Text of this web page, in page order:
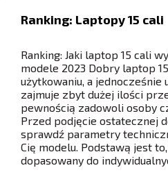
Ranking: Laptopy 15 cali
Ranking: Jaki laptop 15 cali
modele 2023 Dobry laptop
użytkowaniu, a jednocześnie
zajmuje zbyt dużej ilości
pewnością zadowoli osoby
Przed podjęcie ostatecznej
sprawdź parametry
Cię modelu. Podstawą jest
dopasowany do